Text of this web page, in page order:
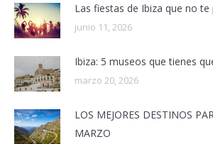
Las fiestas de Ibiza que no te
junio 11, 2026
Ibiza: 5 museos que tienes
marzo 20, 2026
LOS MEJORES DESTINOS
MARZO